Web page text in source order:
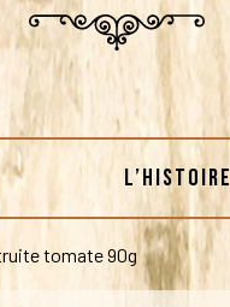
L’HISTOIRE
tomate 90g